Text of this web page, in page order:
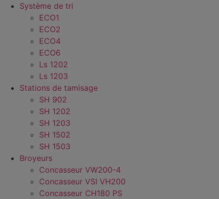
Système de tri
ECO1
ECO2
ECO4
ECO6
Ls 1202
Ls 1203
Stations de tamisage
SH 902
SH 1202
SH 1203
SH 1502
SH 1503
Broyeurs
Concasseur VW200-4
Concasseur VSI VH200
Concasseur CH180 PS